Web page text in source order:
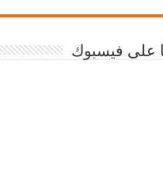
على فيسبوك